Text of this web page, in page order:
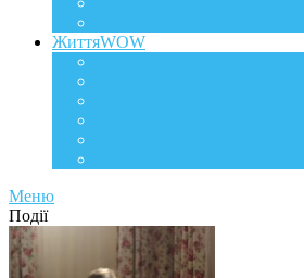
ЖиттяWOW
Меню
Події